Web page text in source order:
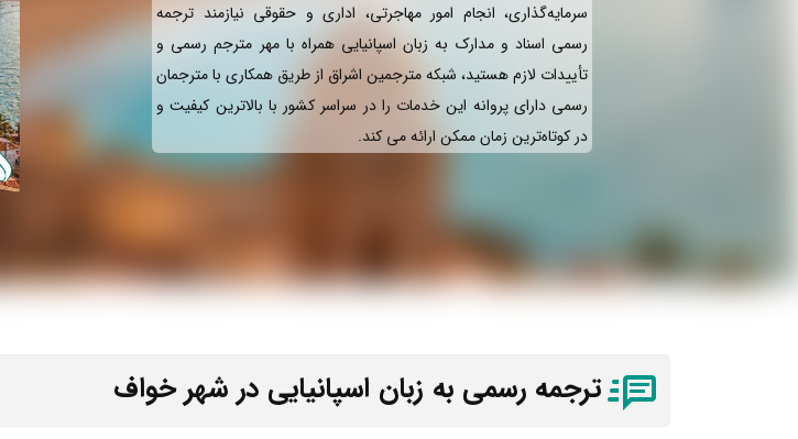
سرمایه‌گذاری، انجام امور مهاجرتی، اداری و حقوقی نیازمند ترجمه
رسمی اسناد و مدارک به زبان اسپانیایی همراه با مهر مترجم رسمی و
تأییدات لازم هستید، شبکه مترجمین اشراق از طریق همکاری با مترجمان
رسمی دارای پروانه این خدمات را در سراسر کشور با بالاترین کیفیت و
در کوتاه‌ترین زمان ممکن ارائه می‌ کند.
ترجمه رسمی به زبان اسپانیایی در شهر خواف